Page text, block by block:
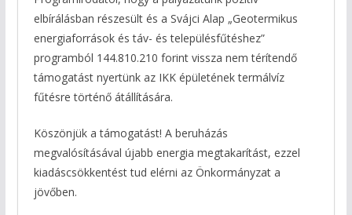
elbírálásban részesült és a Svájci Alap „Geotermikus
energiaforrások és táv- és településfűtéshez”
programból 144.810.210 forint vissza nem térítendő
támogatást nyertünk az IKK épületének termálvíz
fűtésre történő átállítására.
Köszönjük a támogatást! A beruházás
megvalósításával újabb energia megtakarítást, ezzel
kiadáscsökkentést tud elérni az Önkormányzat a
jövőben.